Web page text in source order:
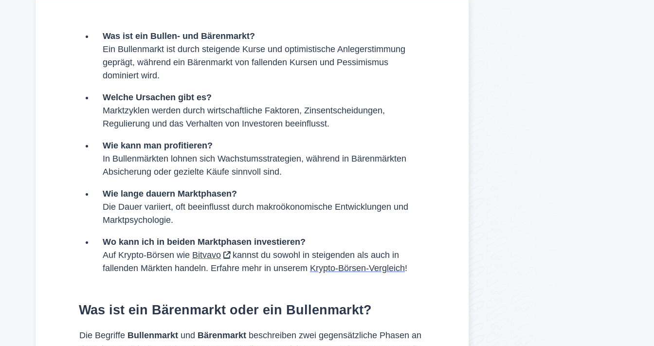
Was ist ein Bullen- und Bärenmarkt?
Ein Bullenmarkt ist durch steigende Kurse und optimistische Anlegerstimmung
geprägt, während ein Bärenmarkt von fallenden Kursen und Pessimismus
dominiert wird.
Welche Ursachen gibt es?
Marktzyklen werden durch wirtschaftliche Faktoren, Zinsentscheidungen,
Regulierung und das Verhalten von Investoren beeinflusst.
Wie kann man profitieren?
In Bullenmärkten lohnen sich Wachstumsstrategien, während in Bärenmärkten
Absicherung oder gezielte Käufe sinnvoll sind.
Wie lange dauern Marktphasen?
Die Dauer variiert, oft beeinflusst durch makroökonomische Entwicklungen und
Marktpsychologie.
Wo kann ich in beiden Marktphasen investieren?
Auf Krypto-Börsen wie Bitvavo
kannst du sowohl in steigenden als auch in
fallenden Märkten handeln. Erfahre mehr in unserem Krypto-Börsen-Vergleich!
Was ist ein Bärenmarkt oder ein Bullenmarkt?
Die Begriffe Bullenmarkt und Bärenmarkt beschreiben zwei gegensätzliche Phasen an